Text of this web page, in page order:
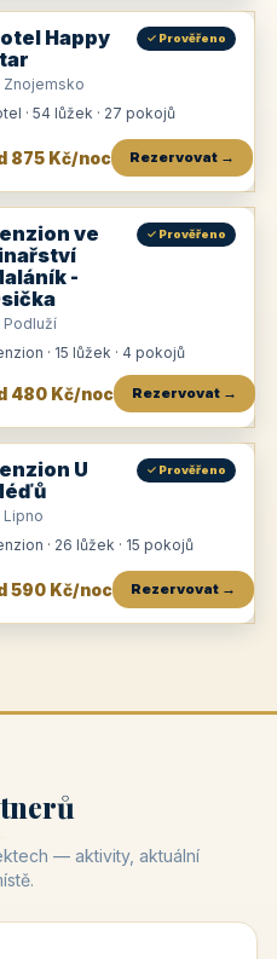
Happy
✓ Prověřeno
Znojemsko
· 54 lůžek · 27 pokojů
875 Kč/noc Rezervovat →
ve
-
✓ Prověřeno
Podluží
· 15 lůžek · 4 pokojů
480 Kč/noc Rezervovat →
U
✓ Prověřeno
Lipno
· 26 lůžek · 15 pokojů
590 Kč/noc Rezervovat →
— aktivity, aktuální